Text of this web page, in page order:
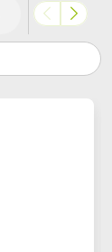
Additive